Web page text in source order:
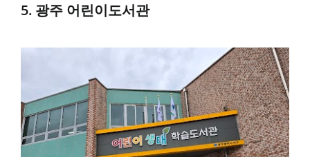
5. 광주 어린이도서관